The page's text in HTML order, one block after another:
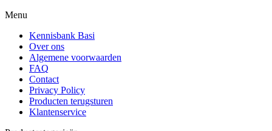
Menu
Kennisbank Basi
Over ons
Algemene voorwaarden
FAQ
Contact
Privacy Policy
Producten terugsturen
Klantenservice